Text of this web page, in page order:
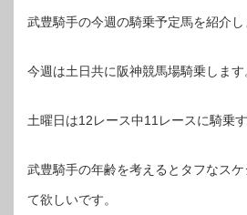
武豊騎手の今週の騎乗予定馬を紹介し
今週は土日共に阪神競馬場騎乗します
土曜日は12レース中11レースに騎乗す
武豊騎手の年齢を考えるとタフなス
て欲しいです。